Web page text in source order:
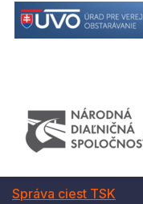
Správa ciest TSK